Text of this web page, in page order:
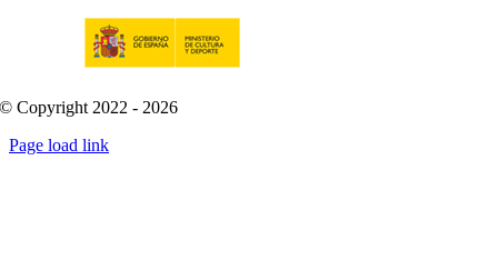
© Copyright 2022 - 2026
Page load link